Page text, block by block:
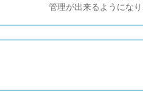
管理が出来るようにな